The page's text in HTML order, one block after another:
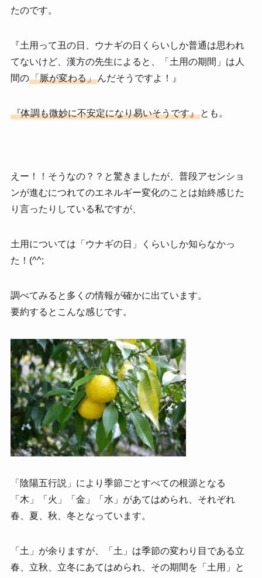
たのです。
『土用って丑の日、ウナギの日くらいしか普通は思われ
てないけど、漢方の先生によると、「土用の期間」は人
間の「脈が変わる」んだそうですよ！』
『体調も微妙に不安定になり易いそうです』とも。
えー！！そうなの？？と驚きましたが、普段アセンショ
ンが進むにつれてのエネルギー変化のことは始終感じた
り言ったりしている私ですが、
土用については「ウナギの日」くらいしか知らなかっ
た！(^^;
調べてみると多くの情報が確かに出ています。
要約するとこんな感じです。
「陰陽五行説」により季節ごとすべての根源となる
「木」「火」「金」「水」があてはめられ、それぞれ
春、夏、秋、冬となっています。
「土」が余りますが、「土」は季節の変わり目である立
春、立秋、立冬にあてはめられ、その期間を「土用」と